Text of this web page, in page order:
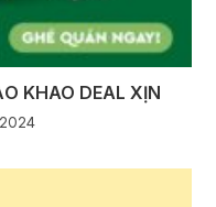
KHAO DEAL XỊN
2024